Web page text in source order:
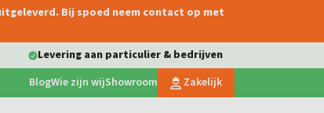
Bij spoed neem contact op met
Levering aan particulier & bedrijven
BlogWie zijn wijShowroom Zakelijk